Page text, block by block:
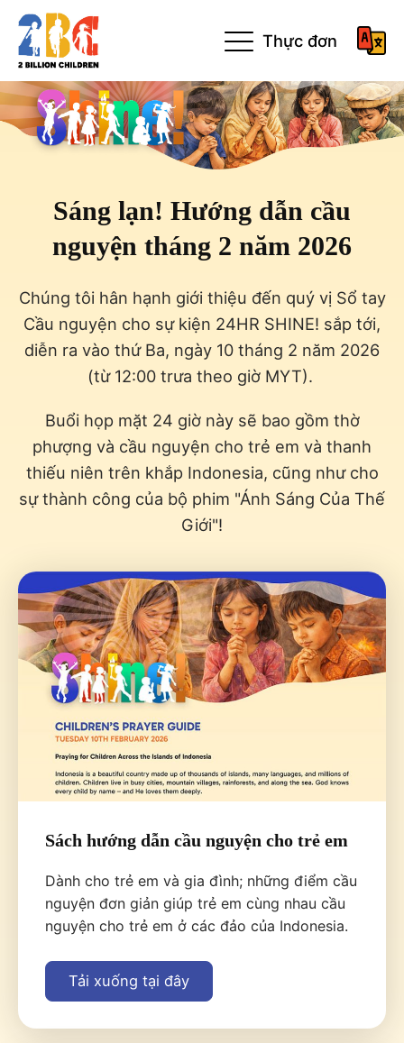
Thực đơn
Sáng lạn! Hướng dẫn cầu
nguyện tháng 2 năm 2026
Chúng tôi hân hạnh giới thiệu đến quý vị Sổ tay
Cầu nguyện cho sự kiện 24HR SHINE! sắp tới,
diễn ra vào thứ Ba, ngày 10 tháng 2 năm 2026
(từ 12:00 trưa theo giờ MYT).
Buổi họp mặt 24 giờ này sẽ bao gồm thờ
phượng và cầu nguyện cho trẻ em và thanh
thiếu niên trên khắp Indonesia, cũng như cho
sự thành công của bộ phim "Ánh Sáng Của Thế
Giới"!
Sách hướng dẫn cầu nguyện cho trẻ em
Dành cho trẻ em và gia đình; những điểm cầu
nguyện đơn giản giúp trẻ em cùng nhau cầu
nguyện cho trẻ em ở các đảo của Indonesia.
Tải xuống tại đây